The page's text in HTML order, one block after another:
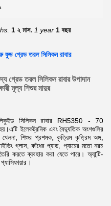
1 ২ মাস. 1 year 1 বছর
ফুড গ্রেড তরল সিলিকন রাবার
গ্রেড তরল সিলিকন রাবার উপাদান
মূল্য শিশুর মাদুর
লিকুইড সিলিকন রাবার RH5350 - 70
ইলেকট্রনিক এবং বৈদ্যুতিক অংশগুলির
খেলনা, শিশুর প্রশমক, কৃত্রিম কৃত্রিম অঙ্গ,
গ্লাস, কাঁধের প্যাড, প্যাচের মতো নরম
করতে ব্যবহার করা যেতে পারে। অ্যান্টি-